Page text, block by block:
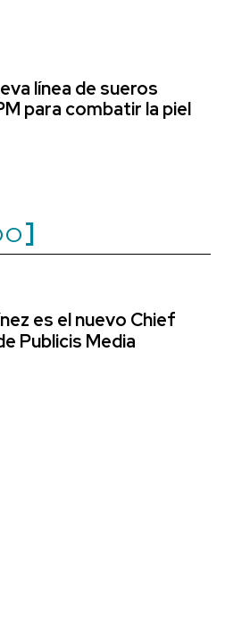
línea de sueros
para combatir la piel
es el nuevo Chief
Publicis Media